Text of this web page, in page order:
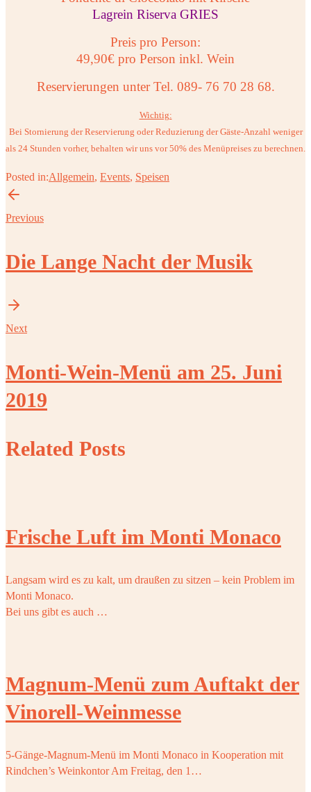
Lagrein Riserva GRIES
Preis pro Person:
49,90€ pro Person inkl. Wein
Reservierungen unter Tel. 089- 76 70 28 68.
Wichtig:
Bei Stornierung der Reservierung oder Reduzierung der Gäste-Anzahl weniger
als 24 Stunden vorher, behalten wir uns vor 50% des Menüpreises zu berechnen.
Posted in:Allgemein, Events, Speisen
Previous
Die Lange Nacht der Musik
Next
Monti-Wein-Menü am 25. Juni
2019
Related Posts
Frische Luft im Monti Monaco
Langsam wird es zu kalt, um draußen zu sitzen – kein Problem im
Monti Monaco.
Bei uns gibt es auch …
Magnum-Menü zum Auftakt der
Vinorell-Weinmesse
5-Gänge-Magnum-Menü im Monti Monaco in Kooperation mit
Rindchen’s Weinkontor Am Freitag, den 1…